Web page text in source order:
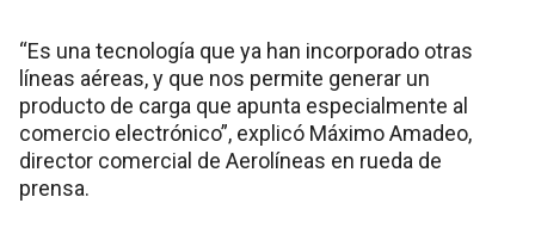
“Es una tecnología que ya han incorporado otras
líneas aéreas, y que nos permite generar un
producto de carga que apunta especialmente al
comercio electrónico”, explicó Máximo Amadeo,
director comercial de Aerolíneas en rueda de
prensa.